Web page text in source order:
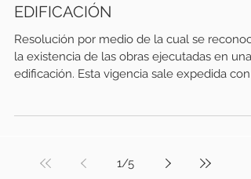
EDIFICACIÓN
Resolución por medio de la cual se
la existencia de las obras ejecutadas en una
edificación. Esta vigencia sale expedida con...
1/5